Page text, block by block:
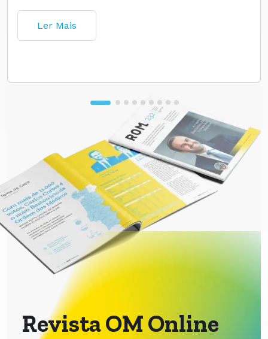
Ler Mais
Revista OM Online